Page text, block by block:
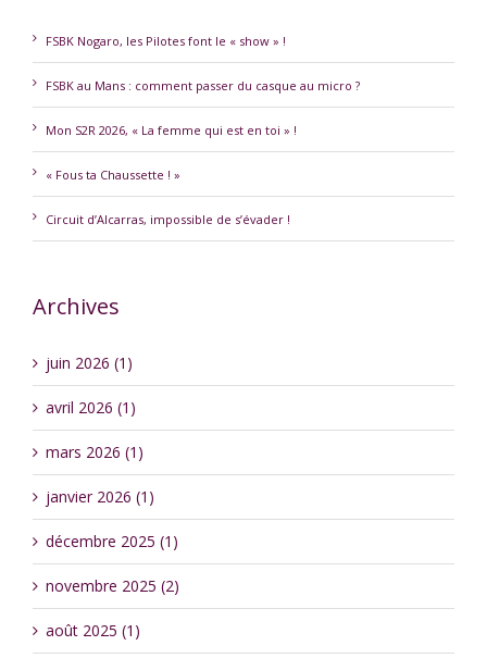
FSBK Nogaro, les Pilotes font le « show » !
FSBK au Mans : comment passer du casque au micro ?
Mon S2R 2026, « La femme qui est en toi » !
« Fous ta Chaussette ! »
Circuit d’Alcarras, impossible de s’évader !
Archives
juin 2026 (1)
avril 2026 (1)
mars 2026 (1)
janvier 2026 (1)
décembre 2025 (1)
novembre 2025 (2)
août 2025 (1)